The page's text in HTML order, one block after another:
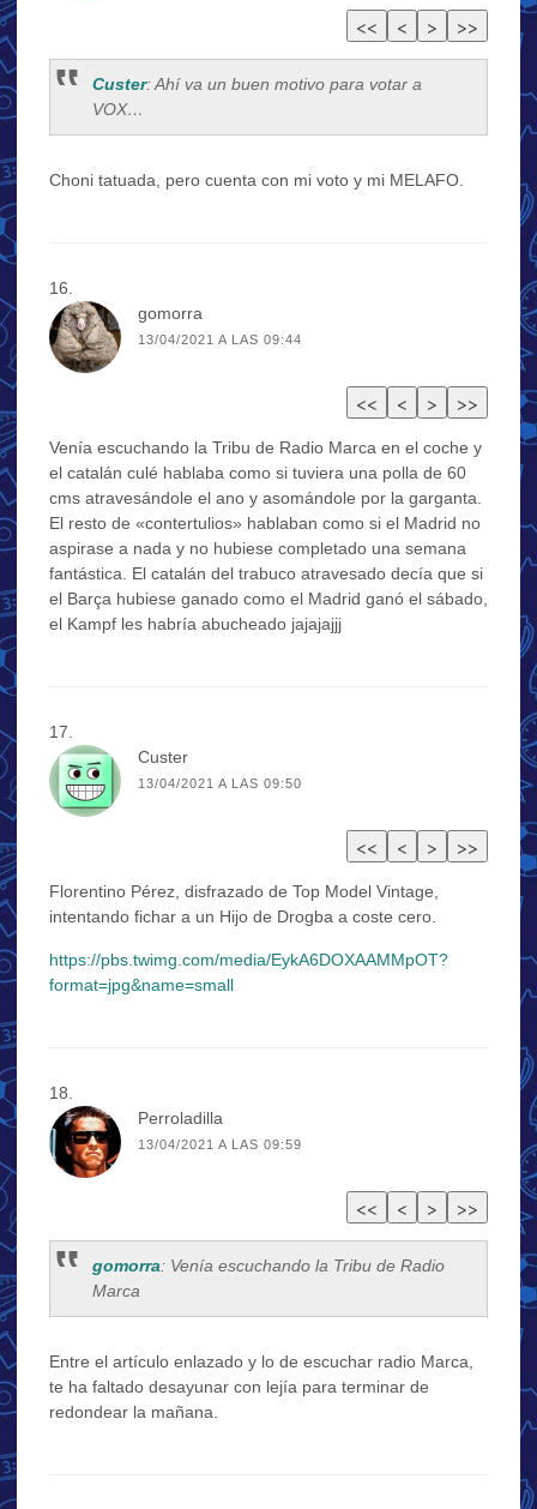
Custer: Ahí va un buen motivo para votar a
VOX…
Choni tatuada, pero cuenta con mi voto y mi MELAFO.
gomorra
13/04/2021 A LAS 09:44
Venía escuchando la Tribu de Radio Marca en el coche y
el catalán culé hablaba como si tuviera una polla de 60
cms atravesándole el ano y asomándole por la garganta.
El resto de «contertulios» hablaban como si el Madrid no
aspirase a nada y no hubiese completado una semana
fantástica. El catalán del trabuco atravesado decía que si
el Barça hubiese ganado como el Madrid ganó el sábado,
el Kampf les habría abucheado jajajajjj
Custer
13/04/2021 A LAS 09:50
Florentino Pérez, disfrazado de Top Model Vintage,
intentando fichar a un Hijo de Drogba a coste cero.
https://pbs.twimg.com/media/EykA6DOXAAMMpOT?
format=jpg&name=small
Perroladilla
13/04/2021 A LAS 09:59
gomorra: Venía escuchando la Tribu de Radio
Marca
Entre el artículo enlazado y lo de escuchar radio Marca,
te ha faltado desayunar con lejía para terminar de
redondear la mañana.